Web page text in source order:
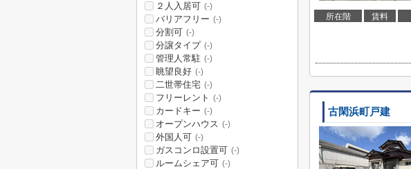
所在階 賃料
古閑浜町戸建
２人入居可 (-)
バリアフリー (-)
分割可 (-)
分譲タイプ (-)
管理人常駐 (-)
眺望良好 (-)
二世帯住宅 (-)
フリーレント (-)
カードキー (-)
オープンハウス (-)
外国人可 (-)
ガスコンロ設置可 (-)
ルームシェア可 (-)